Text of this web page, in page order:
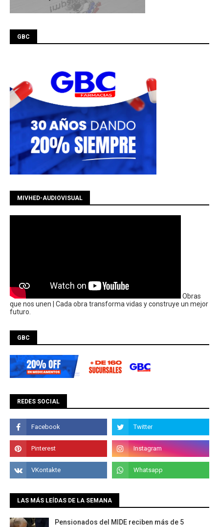
GBC
MIVHED-AUDIOVISUAL
Obras
que nos unen | Cada obra transforma vidas y construye un mejor
futuro.
GBC
REDES SOCIAL
LAS MÁS LEÍDAS DE LA SEMANA
Pensionados del MIDE reciben más de 5